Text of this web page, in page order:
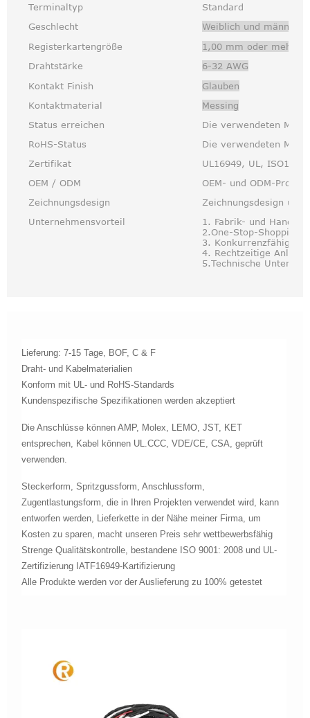
Terminaltyp
Standard
Geschlecht
Weiblich und männlich
Registerkartengröße
1,00 mm oder mehr
Drahtstärke
6-32 AWG
Kontakt Finish
Glauben
Kontaktmaterial
Messing
Status erreichen
Die verwendeten
RoHS-Status
Die verwendeten
Zertifikat
UL16949, UL,
OEM / ODM
OEM- und ODM-
Zeichnungsdesign
Zeichnungsdesign
Unternehmensvorteil
1. Fabrik- und
2.One-Stop-Shopping;
3. Konkurrenzfähiger
4. Rechtzeitige
5.Technische
Lieferung: 7-15 Tage, BOF, C & F
Draht- und Kabelmaterialien
Konform mit UL- und RoHS-Standards
Kundenspezifische Spezifikationen werden akzeptiert
Die Anschlüsse können AMP, Molex, LEMO, JST, KET
entsprechen, Kabel können UL.CCC, VDE/CE, CSA, geprüft
verwenden.
Steckerform, Spritzgussform, Anschlussform,
Zugentlastungsform, die in Ihren Projekten verwendet wird, kann
entworfen werden, Lieferkette in der Nähe meiner Firma, um
Kosten zu sparen, macht unseren Preis sehr wettbewerbsfähig
Strenge Qualitätskontrolle, bestandene ISO 9001: 2008 und UL-
Zertifizierung IATF16949-Kartifizierung
Alle Produkte werden vor der Auslieferung zu 100% getestet